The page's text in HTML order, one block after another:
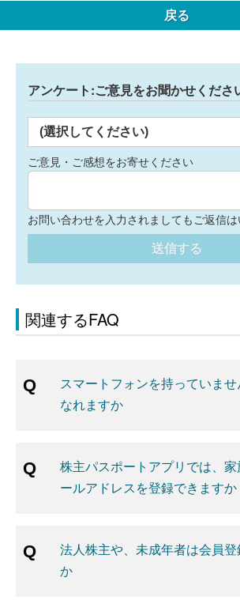
戻る
アンケート:ご意見をお聞かせくださ
(選択してください)
ご意見・ご感想をお寄せください
お問い合わせを入力されましてもご返信
送信する
関連するFAQ
スマートフォンを持っていま
なれますか
株主パスポートアプリでは、家
ールアドレスを登録できますか
法人株主や、未成年者は会員
か